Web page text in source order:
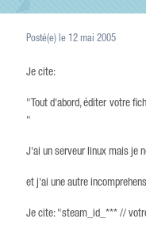
Posté(e) le 12 mai 2005
Je cite:
"Tout d'abord, éditer votre
"
J'ai un serveur linux mais je
et j'ai une autre
Je cite: "steam_id_*** //